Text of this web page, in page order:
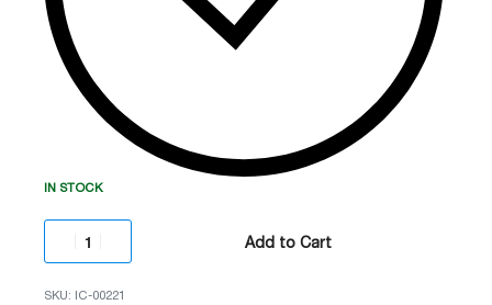
IN STOCK
Add to Cart
IC-00221